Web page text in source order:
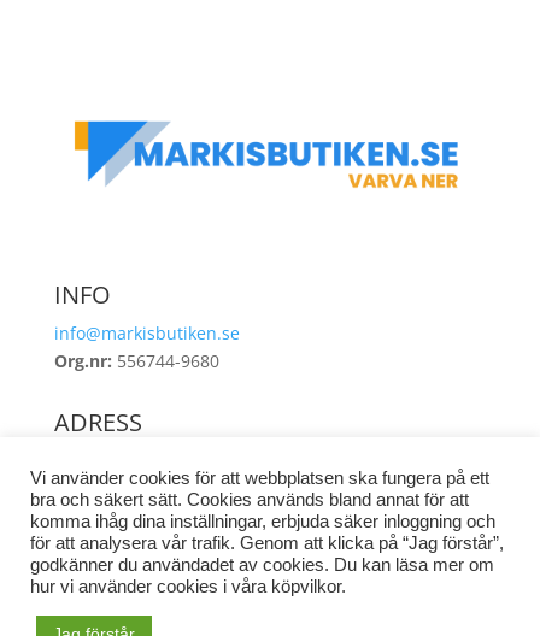
INFO
info@markisbutiken.se
Org.nr: 556744-9680
ADRESS
462 38 Vänersborg
Vi använder cookies för att webbplatsen ska fungera på ett
bra och säkert sätt. Cookies används bland annat för att
komma ihåg dina inställningar, erbjuda säker inloggning och
för att analysera vår trafik. Genom att klicka på “Jag förstår”,
godkänner du användadet av cookies. Du kan läsa mer om
hur vi använder cookies i våra köpvilkor.